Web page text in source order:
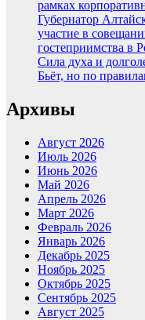
рамках
Губернатор
участие в
гостеприимства в
Сила духа и
Бьёт, но по
Архивы
Август 2026
Июль 2026
Июнь 2026
Май 2026
Апрель 2026
Март 2026
Февраль 2026
Январь 2026
Декабрь 2025
Ноябрь 2025
Октябрь 2025
Сентябрь 2025
Август 2025